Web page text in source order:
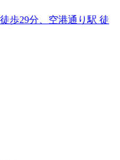
歩29分、空港通り駅 徒